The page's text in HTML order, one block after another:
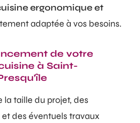
ergonomique et
adaptée à vos besoins.
de votre
à Saint-
la taille du projet, des
des éventuels travaux